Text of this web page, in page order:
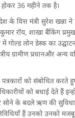
36 महीने तक है।
के वित्त मंत्री सुरेश
रॉय, शाखा बैंकिंग
में गोल्ड लोन डेस्क का
ग्रामीण प्रधानऔर अन्य
पत्रकारों को संबोधित करते
को बधाई देते हैं
सोने के बदले ऋण की सुविधा
हैं उनको उनको